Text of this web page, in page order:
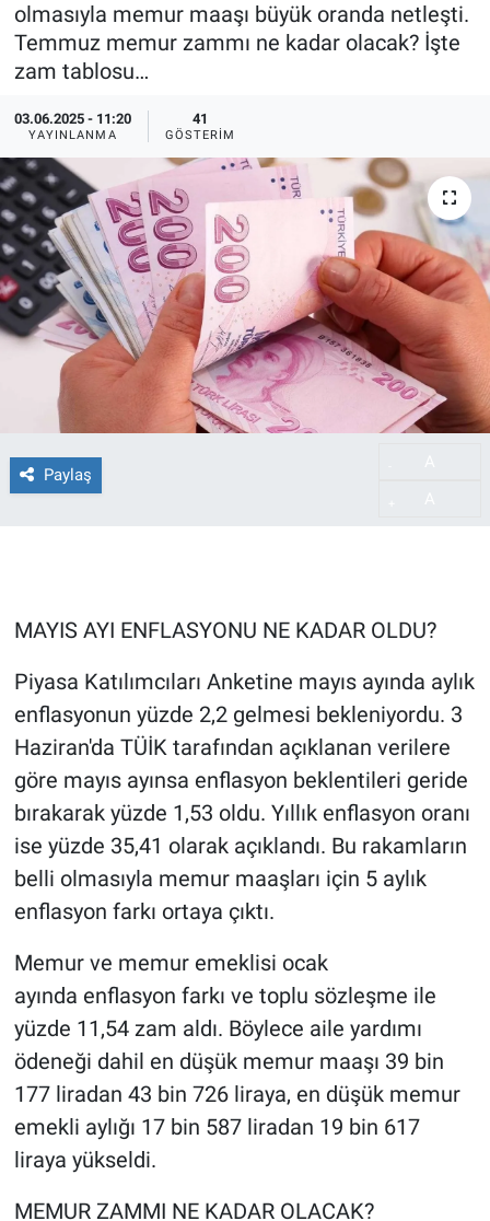
olmasıyla memur maaşı büyük oranda netleşti.
Temmuz memur zammı ne kadar olacak? İşte
zam tablosu…
03.06.2025 - 11:20
YAYINLANMA
41
GÖSTERIM
Paylaş
MAYIS AYI ENFLASYONU NE KADAR OLDU?
Piyasa Katılımcıları Anketine mayıs ayında aylık
enflasyonun yüzde 2,2 gelmesi bekleniyordu. 3
Haziran'da TÜİK tarafından açıklanan verilere
göre mayıs ayınsa enflasyon beklentileri geride
bırakarak yüzde 1,53 oldu. Yıllık enflasyon oranı
ise yüzde 35,41 olarak açıklandı. Bu rakamların
belli olmasıyla memur maaşları için 5 aylık
enflasyon farkı ortaya çıktı.
Memur ve memur emeklisi ocak
ayında enflasyon farkı ve toplu sözleşme ile
yüzde 11,54 zam aldı. Böylece aile yardımı
ödeneği dahil en düşük memur maaşı 39 bin
177 liradan 43 bin 726 liraya, en düşük memur
emekli aylığı 17 bin 587 liradan 19 bin 617
liraya yükseldi.
MEMUR ZAMMI NE KADAR OLACAK?